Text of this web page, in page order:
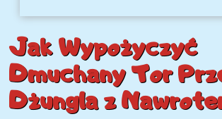
Jak Wypożyczyć
Dmuchany Tor
Dżungla z